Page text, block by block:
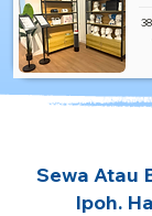
Sewa Atau
Ipoh.